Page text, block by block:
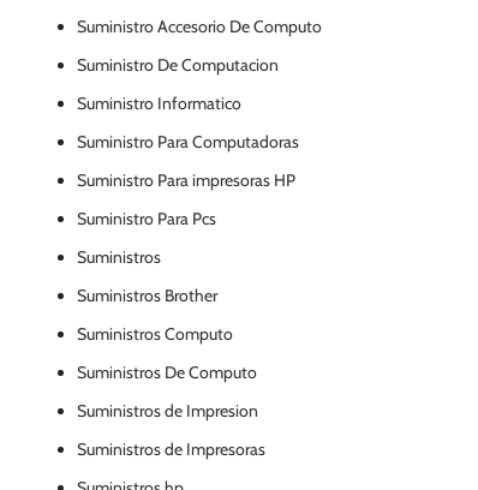
Suministro Accesorio De Computo
Suministro De Computacion
Suministro Informatico
Suministro Para Computadoras
Suministro Para impresoras HP
Suministro Para Pcs
Suministros
Suministros Brother
Suministros Computo
Suministros De Computo
Suministros de Impresion
Suministros de Impresoras